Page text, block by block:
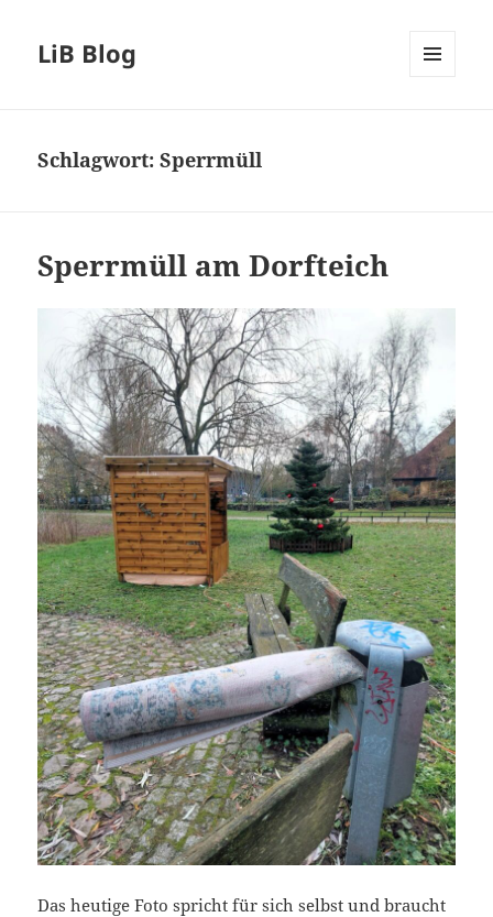
LiB Blog
Schlagwort:Sperrmüll
Sperrmüll am Dorfteich
Das heutige Foto spricht für sich selbst und braucht